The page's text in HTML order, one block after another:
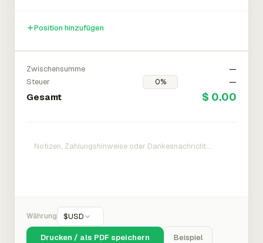
Position hinzufügen
Zwischensumme
—
Steuer
—
Gesamt $ 0.00
Währung $USD
Drucken / als PDF speichern Beispiel